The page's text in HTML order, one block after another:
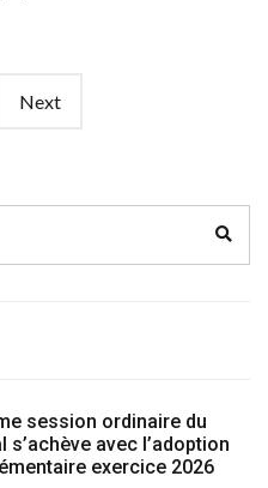
Next
session ordinaire du
s’achève avec l’adoption
exercice 2026